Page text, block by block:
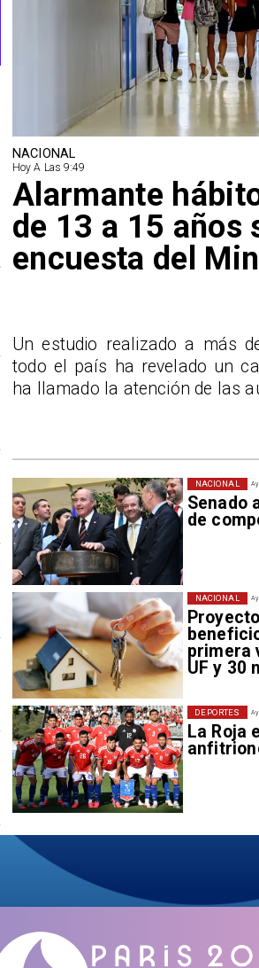
Senado
de
NACIONAL
primera
UF y 30
NACIONAL
La Roja
DEPORTES
NACIONAL
Hoy A Las 9:49
Alarmante
de 13 a 15 años
encuesta del
Un estudio realizado a más
todo el país ha revelado un
ha llamado la atención de las